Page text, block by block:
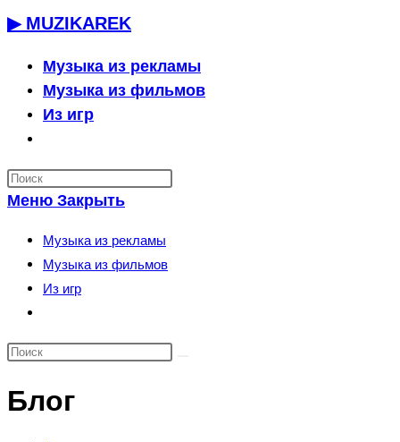
Перейти
содержимому
▶ MUZIKAREK
Музыка из рекламы
Музыка из фильмов
Из игр
по
веб-
сайту
Меню Закрыть
Музыка из рекламы
Музыка из фильмов
Из игр
по
сайту
Блог